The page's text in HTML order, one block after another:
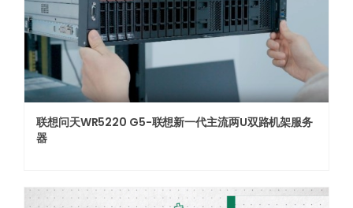
联想问天WR5220 G5-联想新一代主流两U双路机架服务
器